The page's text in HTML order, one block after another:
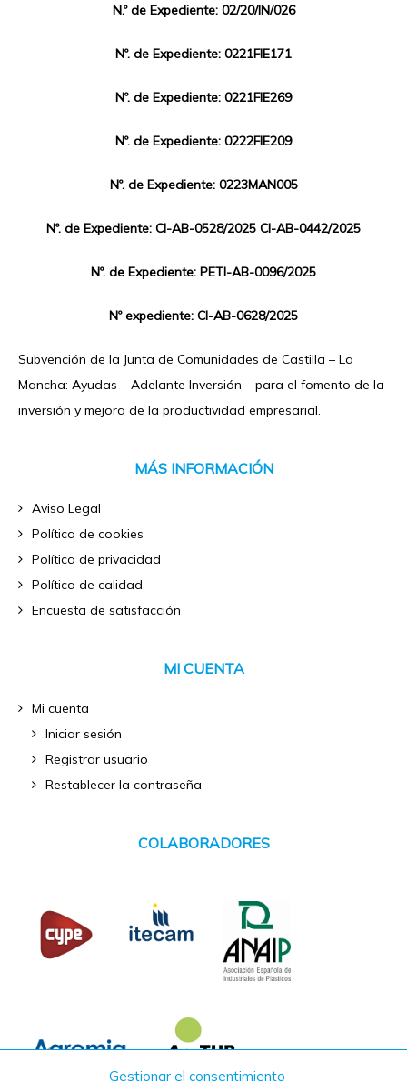
Gestionar el consentimiento
N.º de Expediente: 02/20/IN/026
Nº. de Expediente: 0221FIE171
Nº. de Expediente: 0221FIE269
Nº. de Expediente: 0222FIE209
Nº. de Expediente: 0223MAN005
Nº. de Expediente: CI-AB-0528/2025 CI-AB-0442/2025
Nº. de Expediente: PETI-AB-0096/2025
Nº expediente: CI-AB-0628/2025
Subvención de la Junta de Comunidades de Castilla – La
Mancha: Ayudas – Adelante Inversión – para el fomento de la
inversión y mejora de la productividad empresarial.
MÁS INFORMACIÓN
Aviso Legal
Política de cookies
Política de privacidad
Política de calidad
Encuesta de satisfacción
MI CUENTA
Mi cuenta
Iniciar sesión
Registrar usuario
Restablecer la contraseña
COLABORADORES